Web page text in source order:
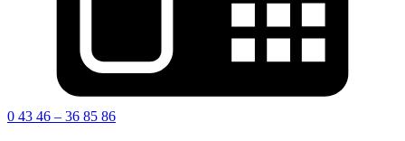
0 43 46 – 36 85 86